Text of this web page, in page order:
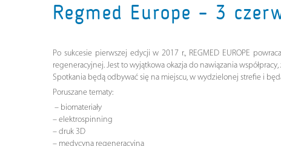
Regmed Europe – 3
Po sukcesie pierwszej edycji w 2017 r., REGMED EUROPE
regeneracyjnej. Jest to wyjątkowa okazja do nawiązania
Spotkania będą odbywać się na miejscu, w wydzielonej strefie i
Poruszane tematy:
– biomateriały
– elektrospinning
– druk 3D
– medycyna regeneracyjna